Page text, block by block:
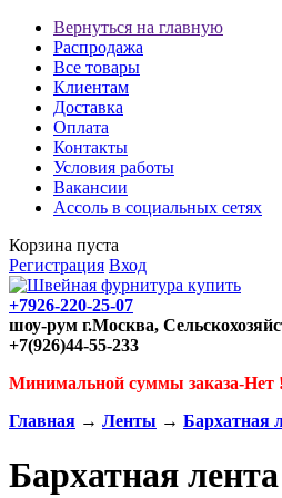
Вернуться на главную
Распродажа
Все товары
Клиентам
Доставка
Оплата
Контакты
Условия работы
Вакансии
Ассоль в социальных сетях
Корзина пуста
Регистрация Вход
+7926-220-25-07
шоу-рум г.Москва,
+7(926)44-55-233
Минимальной суммы заказа-Нет !
Главная → Ленты → Бархатная
Бархатная